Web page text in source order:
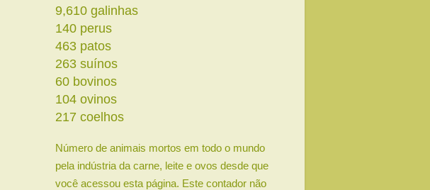
11,642 galinhas
169 perus
561 patos
319 suínos
73 bovinos
126 ovinos
263 coelhos
Número de animais mortos em todo o mundo
pela indústria da carne, leite e ovos desde que
você acessou esta página. Este contador não